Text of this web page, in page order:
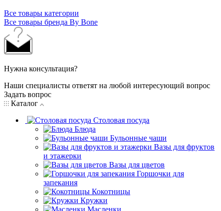
Все товары категории
Все товары бренда By Bone
Нужна консультация?
Наши специалисты ответят на любой интересующий вопрос
Задать вопрос
Каталог
Столовая посуда
Блюда
Бульонные чаши
Вазы для фруктов
и этажерки
Вазы для цветов
Горшочки для
запекания
Кокотницы
Кружки
Масленки